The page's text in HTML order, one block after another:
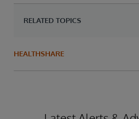
RELATED TOPICS
HEALTHSHARE